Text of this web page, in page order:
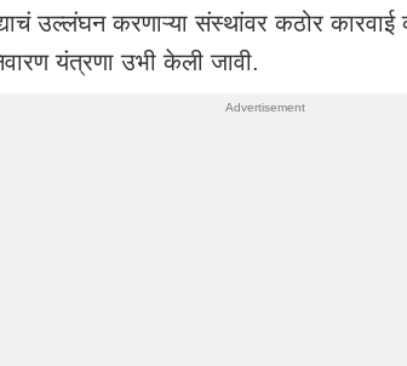
उल्लंघन करणाऱ्या संस्थांवर कठोर कारवाई
यंत्रणा उभी केली जावी.